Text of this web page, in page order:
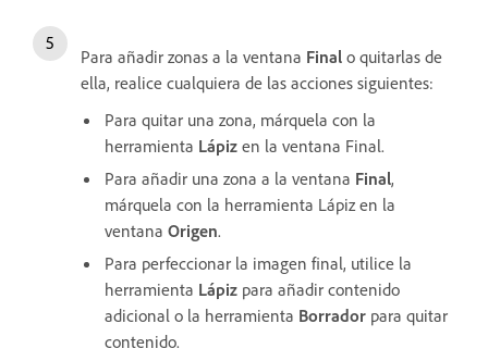
Para añadir zonas a la ventana Final o quitarlas de
ella, realice cualquiera de las acciones siguientes:
Para quitar una zona, márquela con la
herramienta Lápiz en la ventana Final.
Para añadir una zona a la ventana Final,
márquela con la herramienta Lápiz en la
ventana Origen.
Para perfeccionar la imagen final, utilice la
herramienta Lápiz para añadir contenido
adicional o la herramienta Borrador para quitar
contenido.